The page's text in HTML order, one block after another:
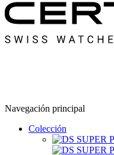
Navegación principal
Colección